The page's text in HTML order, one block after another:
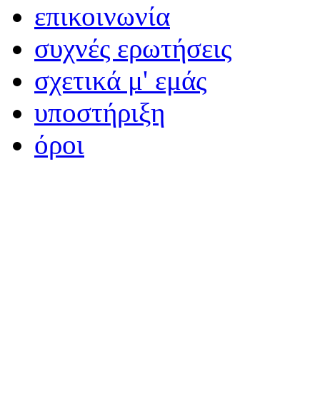
επικοινωνία
συχνές ερωτήσεις
σχετικά μ' εμάς
υποστήριξη
όροι